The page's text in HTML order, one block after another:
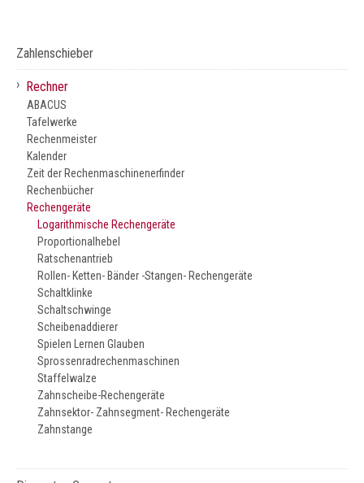
Zahlenschieber
› Rechner
ABACUS
Tafelwerke
Rechenmeister
Kalender
Zeit der Rechenmaschinenerfinder
Rechenbücher
Rechengeräte
Logarithmische Rechengeräte
Proportionalhebel
Ratschenantrieb
Rollen- Ketten- Bänder -Stangen- Rechengeräte
Schaltklinke
Schaltschwinge
Scheibenaddierer
Spielen Lernen Glauben
Sprossenradrechenmaschinen
Staffelwalze
Zahnscheibe-Rechengeräte
Zahnsektor- Zahnsegment- Rechengeräte
Zahnstange